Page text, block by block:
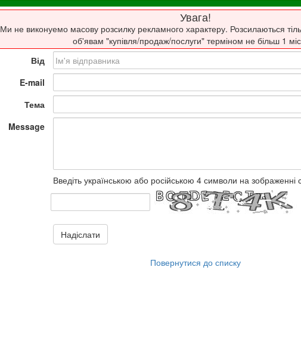
Увага!
Ми не виконуемо масову розсилку рекламного характеру. Розсилаються
об'явам "купівля/продаж/послуги" терміном не більш 1
Від
E-mail
Тема
Message
Введіть українською або російською 4 символи на зображенні
Надіслати
Повернутися до списку